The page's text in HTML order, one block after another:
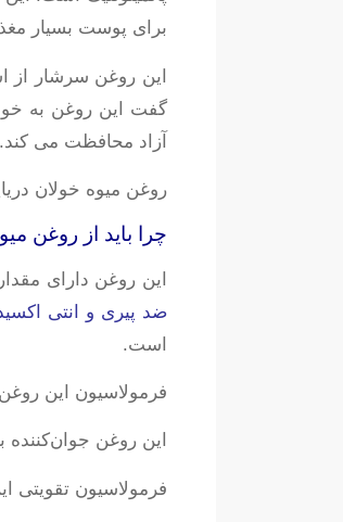
برای پوست بسیار
گفت این روغن به
آزاد محافظت می کند.
روغن میوه خولان
چرا باید از روغن
این روغن دارای مقدار قابل توجهی از امگا7 میباشد ک این ماده
ضد پیری و انتی
است.
فرمولاسیون این
این روغن
فرمولاسیون